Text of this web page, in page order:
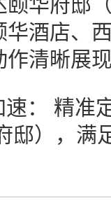
酒店、
作清晰展
： 精准
邸），满